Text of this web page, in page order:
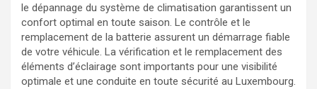
le dépannage du système de climatisation garantissent un
confort optimal en toute saison. Le contrôle et le
remplacement de la batterie assurent un démarrage fiable
de votre véhicule. La vérification et le remplacement des
éléments d’éclairage sont importants pour une visibilité
optimale et une conduite en toute sécurité au Luxembourg.